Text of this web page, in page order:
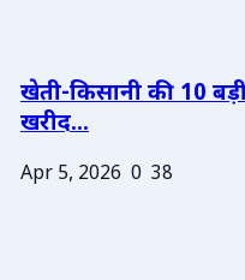
खेती-किसानी की 10
खरीद...
Apr 5, 2026 0 38